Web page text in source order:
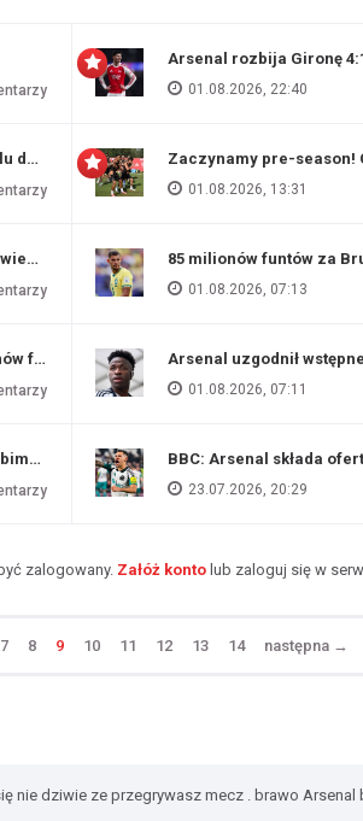
do Evertonu
Artety
funtów
Arsenal rozbija Gironę
01.08.2026, 22:40
Zaczynamy pre-season!
01.08.2026, 13:31
85 milionów funtów za
01.08.2026, 07:13
Arsenal uzgodnił
01.08.2026, 07:11
BBC: Arsenal składa
23.07.2026, 20:29
zalogowany. Załóż konto lub zaloguj się w
7 8 9 10 11 12 13 14 następna →
nie dziwie ze przegrywasz mecz . brawo Arsenal